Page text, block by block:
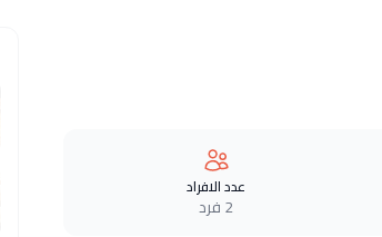
عدد الافراد
2 فرد